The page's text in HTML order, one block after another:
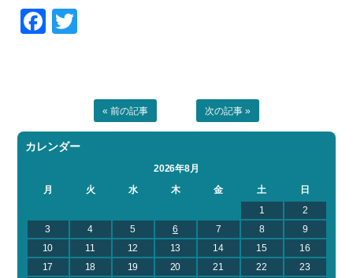
Facebook
« 前の記事 次の記事 »
カレンダー
2026年8月
月
火 水 木 金 土
日
1
2
3
4 5 6 7 8
9
10
11 12 13 14 15
16
17
18 19 20 21 22
23